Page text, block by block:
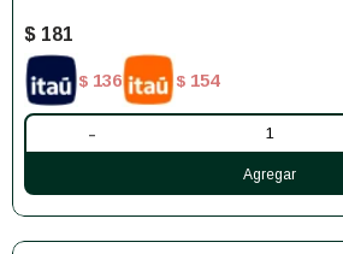
$ 181
$ 136 $ 154
-